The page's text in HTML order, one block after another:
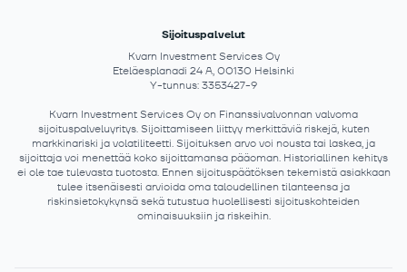
Sijoituspalvelut
Kvarn Investment Services Oy
Eteläesplanadi 24 A, 00130 Helsinki
Y-tunnus: 3353427-9
Kvarn Investment Services Oy on Finanssivalvonnan valvoma
sijoituspalveluyritys. Sijoittamiseen liittyy merkittäviä riskejä, kuten
markkinariski ja volatiliteetti. Sijoituksen arvo voi nousta tai laskea, ja
sijoittaja voi menettää koko sijoittamansa pääoman. Historiallinen kehitys
ei ole tae tulevasta tuotosta. Ennen sijoituspäätöksen tekemistä asiakkaan
tulee itsenäisesti arvioida oma taloudellinen tilanteensa ja
riskinsietokykynsä sekä tutustua huolellisesti sijoituskohteiden
ominaisuuksiin ja riskeihin.